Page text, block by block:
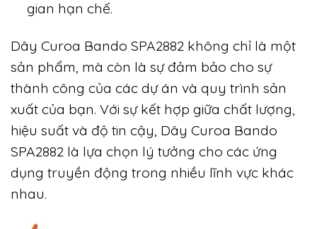
gian hạn chế.
Dây Curoa Bando SPA2882 không chỉ là một
sản phẩm, mà còn là sự đảm bảo cho sự
thành công của các dự án và quy trình sản
xuất của bạn. Với sự kết hợp giữa chất lượng,
hiệu suất và độ tin cậy, Dây Curoa Bando
SPA2882 là lựa chọn lý tưởng cho các ứng
dụng truyền động trong nhiều lĩnh vực khác
nhau.